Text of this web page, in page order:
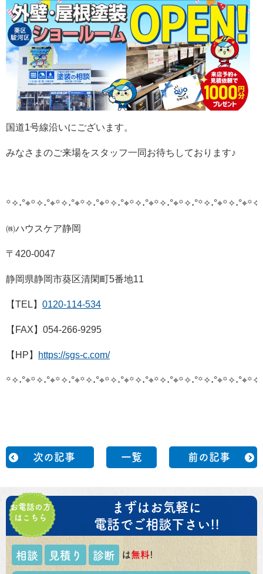
国道1号線沿いにございます。
みなさまのご来場をスタッフ一同お待ちしております♪
꙳✧˖°⌖꙳✧˖°⌖꙳✧˖°⌖꙳✧˖°⌖꙳✧˖°⌖꙳✧˖°⌖꙳✧˖°⌖꙳✧˖°
㈱ハウスケア静岡
〒420-0047
静岡県静岡市葵区清閑町5番地11
【TEL】 0120-114-534
【FAX】054-266-9295
【HP】 https://sgs-c.com/
꙳✧˖°⌖꙳✧˖°⌖꙳✧˖°⌖꙳✧˖°⌖꙳✧˖°⌖꙳✧˖°⌖꙳✧˖°⌖꙳✧˖°
次の記事 一覧 前の記事
お電話の方
はこちら
まずはお気軽に
電話でご相談下さい!!
相談 見積り 診断 は無料!